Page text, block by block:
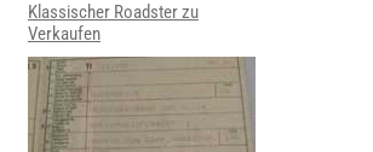
Klassischer Roadster zu
Verkaufen